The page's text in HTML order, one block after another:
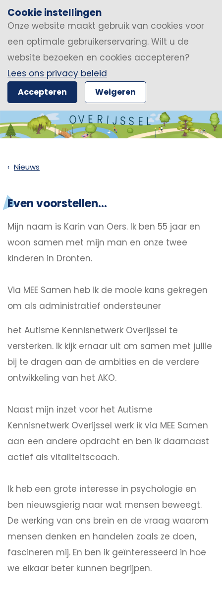
Cookie instellingen
Onze website maakt gebruik van cookies voor
een optimale gebruikerservaring. Wilt u de
website bezoeken en cookies accepteren?
Lees ons privacy beleid
Accepteren Weigeren
Nieuws
Even voorstellen...
Mijn naam is Karin van Oers. Ik ben 55 jaar en
woon samen met mijn man en onze twee
kinderen in Dronten.
Via MEE Samen heb ik de mooie kans gekregen
om als administratief ondersteuner
het Autisme Kennisnetwerk Overijssel te
versterken. Ik kijk ernaar uit om samen met jullie
bij te dragen aan de ambities en de verdere
ontwikkeling van het AKO.
Naast mijn inzet voor het Autisme
Kennisnetwerk Overijssel werk ik via MEE Samen
aan een andere opdracht en ben ik daarnaast
actief als vitaliteitscoach.
Ik heb een grote interesse in psychologie en
ben nieuwsgierig naar wat mensen beweegt.
De werking van ons brein en de vraag waarom
mensen denken en handelen zoals ze doen,
fascineren mij. En ben ik geïnteresseerd in hoe
we elkaar beter kunnen begrijpen.